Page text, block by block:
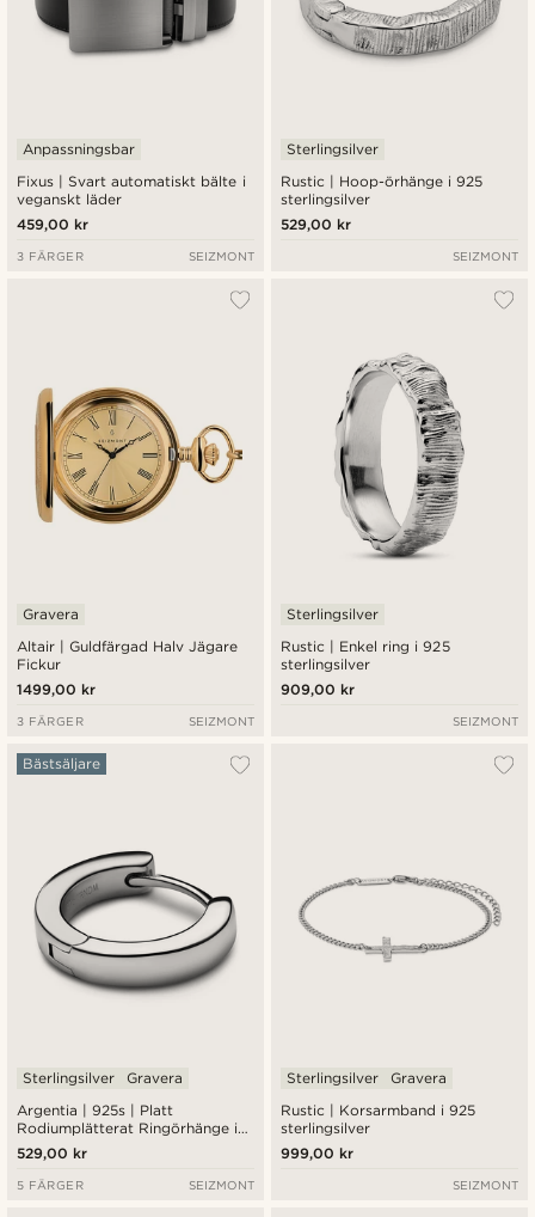
Fixus | Svart automatiskt bälte i
veganskt läder
Anpassningsbar
459,00 kr
3 FÄRGER SEIZMONT
Rustic | Hoop-örhänge i 925
sterlingsilver
Sterlingsilver
529,00 kr
SEIZMONT
Altair | Guldfärgad Halv Jägare
Fickur
Gravera
1499,00 kr
3 FÄRGER SEIZMONT
Rustic | Enkel ring i 925
sterlingsilver
Sterlingsilver
909,00 kr
SEIZMONT
Argentia | 925s | Platt
Rodiumplätterat Ringörhänge i
Sterlingsilver
Bästsäljare
Sterlingsilver Gravera
529,00 kr
5 FÄRGER SEIZMONT
Rustic | Korsarmband i 925
sterlingsilver
Sterlingsilver Gravera
999,00 kr
SEIZMONT